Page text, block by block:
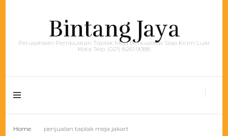
Bintang Jaya
Perusahaan Pembuatan Taplak Meja Berkualitas Siap Kirim Luar
Kota Telp. (021) 8261.9088
Home penjualan taplak meja jakart